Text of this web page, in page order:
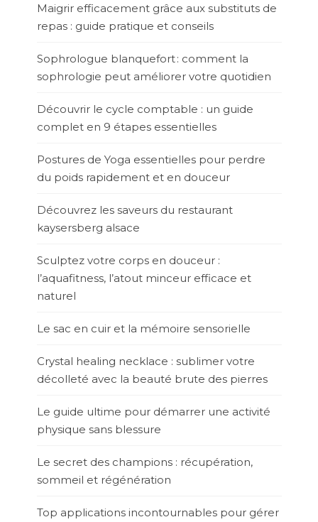
Maigrir efficacement grâce aux substituts de
repas : guide pratique et conseils
Sophrologue blanquefort : comment la
sophrologie peut améliorer votre quotidien
Découvrir le cycle comptable : un guide
complet en 9 étapes essentielles
Postures de Yoga essentielles pour perdre
du poids rapidement et en douceur
Découvrez les saveurs du restaurant
kaysersberg alsace
Sculptez votre corps en douceur :
l’aquafitness, l’atout minceur efficace et
naturel
Le sac en cuir et la mémoire sensorielle
Crystal healing necklace : sublimer votre
décolleté avec la beauté brute des pierres
Le guide ultime pour démarrer une activité
physique sans blessure
Le secret des champions : récupération,
sommeil et régénération
Top applications incontournables pour gérer